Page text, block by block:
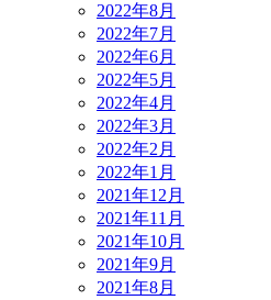
2022年8月
2022年7月
2022年6月
2022年5月
2022年4月
2022年3月
2022年2月
2022年1月
2021年12月
2021年11月
2021年10月
2021年9月
2021年8月